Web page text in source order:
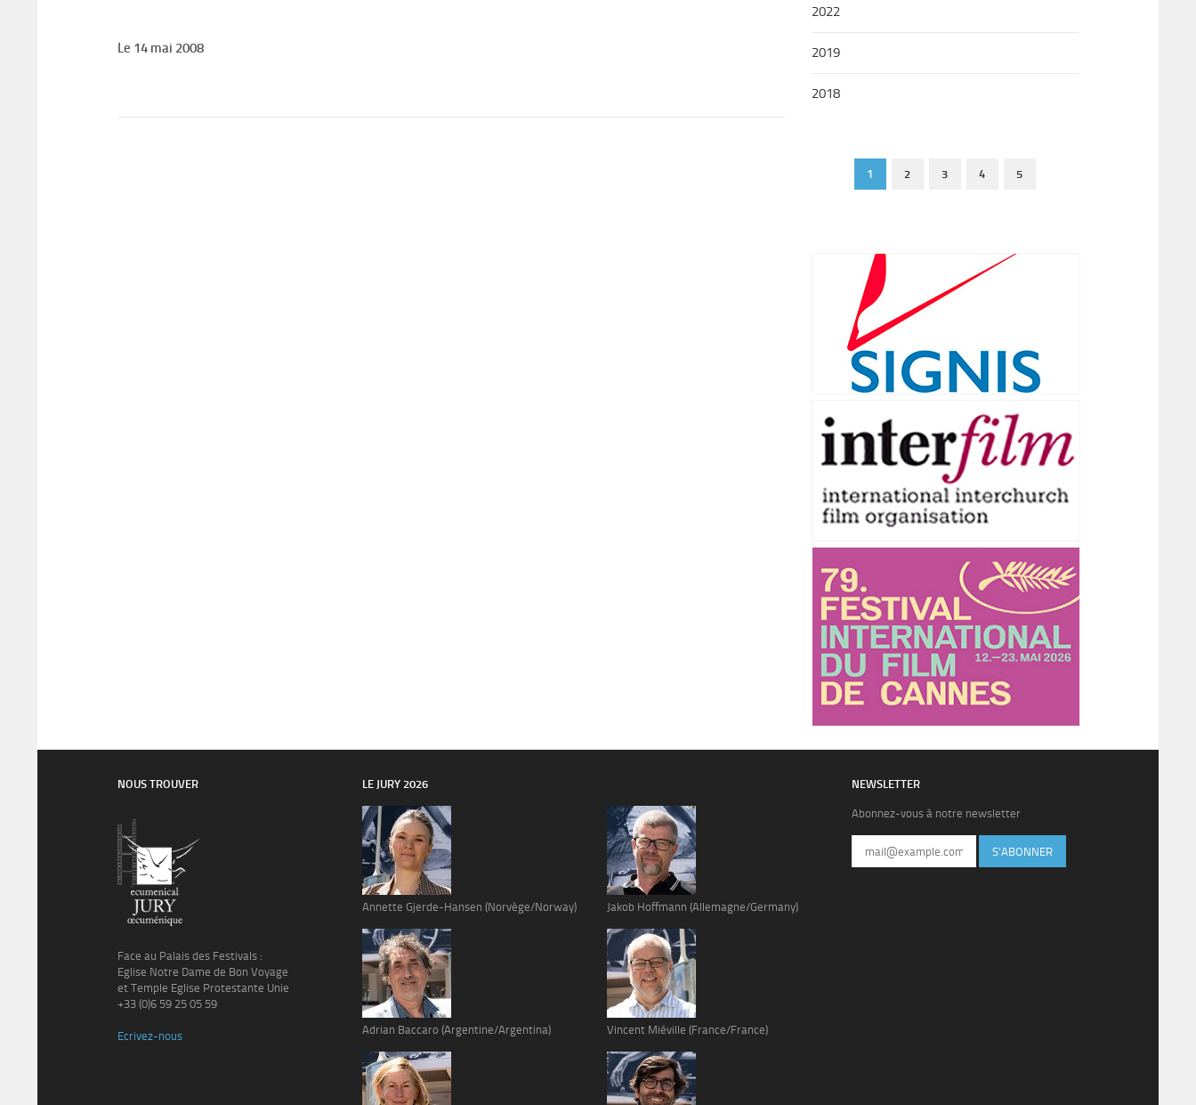
Le 14 mai 2008
2022
2019
2018
1 2 3 4 5
NOUS TROUVER
Face au Palais des Festivals :
Eglise Notre Dame de Bon Voyage
et Temple Eglise Protestante Unie
+33 (0)6 59 25 05 59
Ecrivez-nous
LE JURY 2026
Annette Gjerde-Hansen (Norvège/Norway)
Adrian Baccaro (Argentine/Argentina)
Jakob Hoffmann (Allemagne/Germany)
Vincent Miéville (France/France)
NEWSLETTER
Abonnez-vous à notre newsletter
S'ABONNER